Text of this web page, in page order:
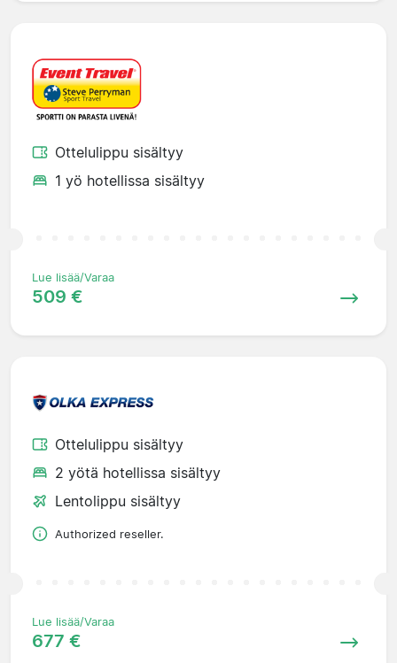
Ottelulippu sisältyy
1 yö hotellissa sisältyy
Lue lisää/Varaa
509 €
Ottelulippu sisältyy
2 yötä hotellissa sisältyy
Lentolippu sisältyy
Authorized reseller.
Lue lisää/Varaa
677 €